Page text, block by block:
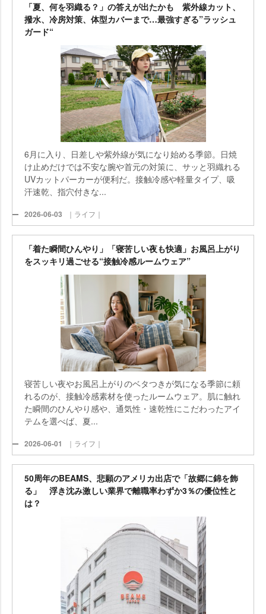
「夏、何を羽織る？」の答えが出たかも 紫外線カット、
撥水、冷房対策、体型カバーまで…最強すぎる”ラッシュ
ガード“
6月に入り、日差しや紫外線が気になり始める季節。日焼
け止めだけでは不安な腕や首元の対策に、サッと羽織れる
UVカットパーカーが便利だ。接触冷感や軽量タイプ、吸
汗速乾、指穴付きな...
2026-06-03 ｜ライフ｜
「着た瞬間ひんやり」「寝苦しい夜も快適」お風呂上がり
をスッキリ過ごせる“接触冷感ルームウェア”
寝苦しい夜やお風呂上がりのベタつきが気になる季節に頼
れるのが、接触冷感素材を使ったルームウェア。肌に触れ
た瞬間のひんやり感や、通気性・速乾性にこだわったアイ
テムを選べば、夏...
2026-06-01 ｜ライフ｜
50周年のBEAMS、悲願のアメリカ出店で「故郷に錦を飾
る」 浮き沈み激しい業界で離職率わずか3％の優位性と
は？